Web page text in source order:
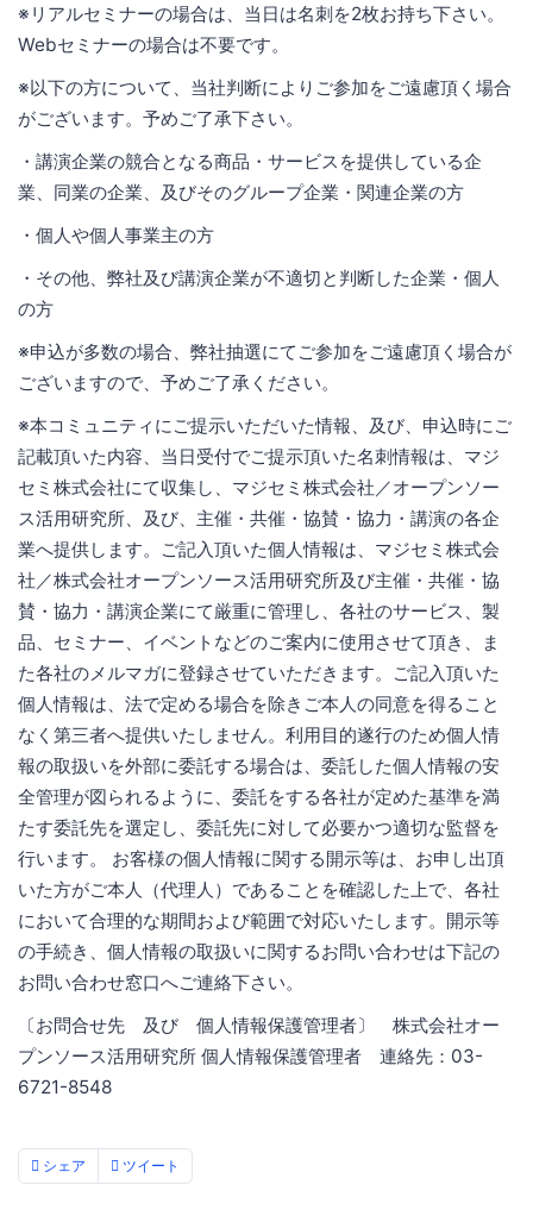
※リアルセミナーの場合は、当日は名刺を2枚お持ち下さい。
Webセミナーの場合は不要です。
※以下の方について、当社判断によりご参加をご遠慮頂く場合
がございます。予めご了承下さい。
・講演企業の競合となる商品・サービスを提供している企
業、同業の企業、及びそのグループ企業・関連企業の方
・個人や個人事業主の方
・その他、弊社及び講演企業が不適切と判断した企業・個人
の方
※申込が多数の場合、弊社抽選にてご参加をご遠慮頂く場合が
ございますので、予めご了承ください。
※本コミュニティにご提示いただいた情報、及び、申込時にご
記載頂いた内容、当日受付でご提示頂いた名刺情報は、マジ
セミ株式会社にて収集し、マジセミ株式会社／オープンソー
ス活用研究所、及び、主催・共催・協賛・協力・講演の各企
業へ提供します。ご記入頂いた個人情報は、マジセミ株式会
社／株式会社オープンソース活用研究所及び主催・共催・協
賛・協力・講演企業にて厳重に管理し、各社のサービス、製
品、セミナー、イベントなどのご案内に使用させて頂き、ま
た各社のメルマガに登録させていただきます。ご記入頂いた
個人情報は、法で定める場合を除きご本人の同意を得ること
なく第三者へ提供いたしません。利用目的遂行のため個人情
報の取扱いを外部に委託する場合は、委託した個人情報の安
全管理が図られるように、委託をする各社が定めた基準を満
たす委託先を選定し、委託先に対して必要かつ適切な監督を
行います。 お客様の個人情報に関する開示等は、お申し出頂
いた方がご本人（代理人）であることを確認した上で、各社
において合理的な期間および範囲で対応いたします。開示等
の手続き、個人情報の取扱いに関するお問い合わせは下記の
お問い合わせ窓口へご連絡下さい。
〔お問合せ先 及び 個人情報保護管理者〕 株式会社オー
プンソース活用研究所 個人情報保護管理者 連絡先：03-
6721-8548
シェア ツイート